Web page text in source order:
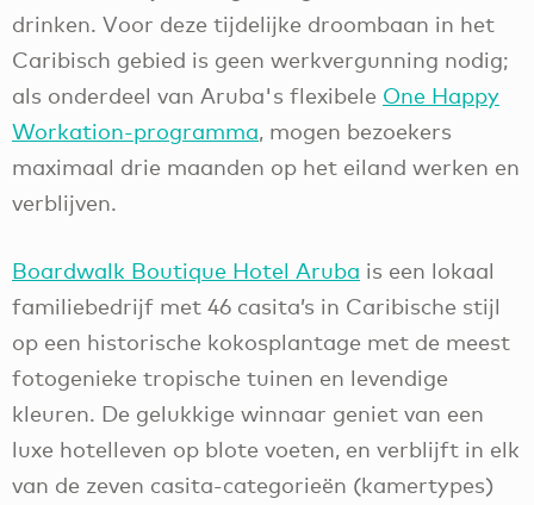
drinken. Voor deze tijdelijke droombaan in het
Caribisch gebied is geen werkvergunning nodig;
als onderdeel van Aruba's flexibele One Happy
Workation-programma, mogen bezoekers
maximaal drie maanden op het eiland werken en
verblijven.
Boardwalk Boutique Hotel Aruba is een lokaal
familiebedrijf met 46 casita’s in Caribische stijl
op een historische kokosplantage met de meest
fotogenieke tropische tuinen en levendige
kleuren. De gelukkige winnaar geniet van een
luxe hotelleven op blote voeten, en verblijft in elk
van de zeven casita-categorieën (kamertypes)